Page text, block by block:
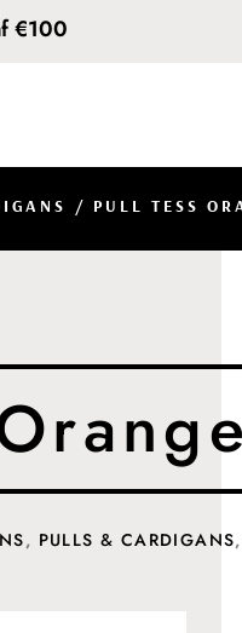
€100
/ PULL TESS
, PULLS & CARDIGANS